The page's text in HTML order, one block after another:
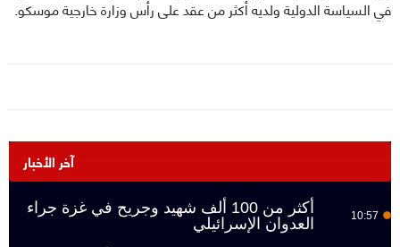
في السياسة الدولية ولديه أكثر من عقد على رأس وزارة خارجية موسكو.
آخر الأخبار
10:57
أكثر من 100 ألف شهيد وجريح في غزة جراء
العدوان الإسرائيلي